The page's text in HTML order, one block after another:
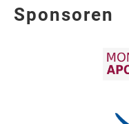
Sponsoren